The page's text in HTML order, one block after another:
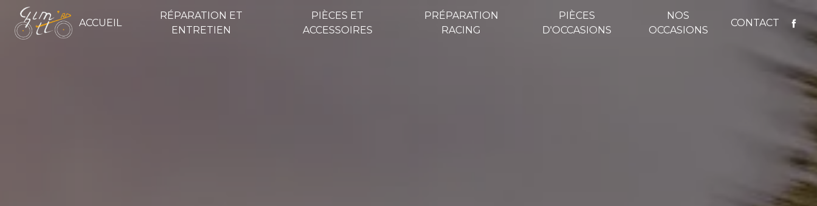
ACCUEIL
RÉPARATION ET
ENTRETIEN
PIÈCES ET
ACCESSOIRES
PRÉPARATION
RACING
PIÈCES
D'OCCASIONS
NOS
OCCASIONS
CONTACT
Panneau de gestion des cookies